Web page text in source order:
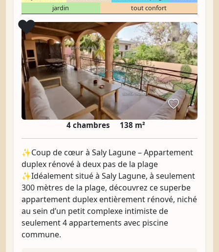
jardin
tout confort
❤️Coup de cœur
4 chambres 138 m²
✨Coup de cœur à Saly Lagune – Appartement
duplex rénové à deux pas de la plage
✨Idéalement situé à Saly Lagune, à seulement
300 mètres de la plage, découvrez ce superbe
appartement duplex entièrement rénové, niché
au sein d’un petit complexe intimiste de
seulement 4 appartements avec piscine
commune.